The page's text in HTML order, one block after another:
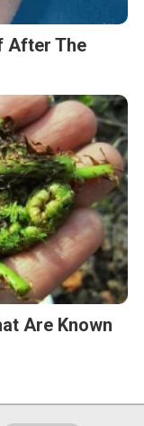
After The
Are Known